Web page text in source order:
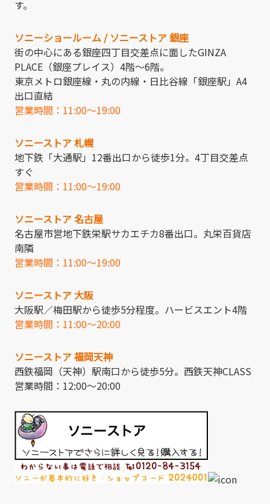
す。
ソニーショールーム / ソニーストア 銀座
街の中心にある銀座四丁目交差点に面したGINZA
PLACE（銀座プレイス）4階～6階。
東京メトロ銀座線・丸の内線・日比谷線「銀座駅」A4
出口直結
営業時間：11:00～19:00
ソニーストア 札幌
地下鉄「大通駅」12番出口から徒歩1分。4丁目交差点
すぐ
営業時間：11:00～19:00
ソニーストア 名古屋
名古屋市営地下鉄栄駅サカエチカ8番出口。丸栄百貨店
南隣
営業時間：11:00～19:00
ソニーストア 大阪
大阪駅／梅田駅から徒歩5分程度。ハービスエント4階
営業時間：11:00～20:00
ソニーストア 福岡天神
西鉄福岡（天神）駅南口から徒歩5分。西鉄天神CLASS
営業時間：12:00～20:00